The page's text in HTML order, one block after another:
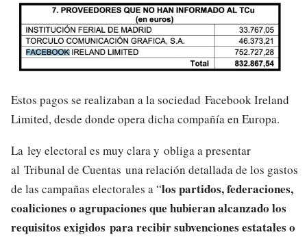
Estos pagos se realizaban a la sociedad Facebook Ireland
Limited, desde donde opera dicha compañía en Europa.
La ley electoral es muy clara y obliga a presentar
al Tribunal de Cuentas una relación detallada de los gastos
de las campañas electorales a “los partidos, federaciones,
coaliciones o agrupaciones que hubieran alcanzado los
requisitos exigidos para recibir subvenciones estatales o